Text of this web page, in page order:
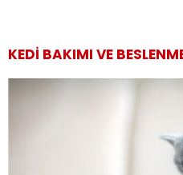
KEDI BAKIMI VE